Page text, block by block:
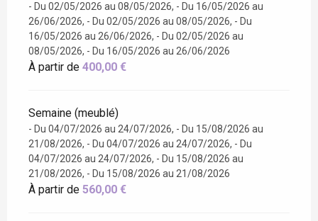
- Du 02/05/2026 au 08/05/2026, - Du 16/05/2026 au
26/06/2026, - Du 02/05/2026 au 08/05/2026, - Du
16/05/2026 au 26/06/2026, - Du 02/05/2026 au
08/05/2026, - Du 16/05/2026 au 26/06/2026
À partir de 400,00 €
Semaine (meublé)
- Du 04/07/2026 au 24/07/2026, - Du 15/08/2026 au
21/08/2026, - Du 04/07/2026 au 24/07/2026, - Du
04/07/2026 au 24/07/2026, - Du 15/08/2026 au
21/08/2026, - Du 15/08/2026 au 21/08/2026
À partir de 560,00 €